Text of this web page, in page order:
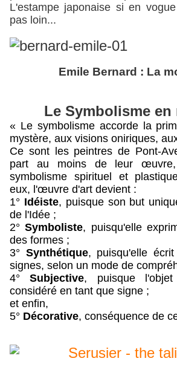
L'estampe japonaise si en vogue
pas loin...
Emile Bernard : La
Le Symbolisme en
« Le symbolisme accorde la
mystère, aux visions oniriques,
Ce sont les peintres de Pont-
part au moins de leur œuvre,
symbolisme spirituel et
eux, l'œuvre d'art devient :
1° Idéiste, puisque son but
de l'Idée ;
2°Symboliste, puisqu'elle
des formes ;
3° Synthétique, puisqu'elle
signes, selon un mode de
4°Subjective, puisque
considéré en tant que signe ;
et enfin,
5° Décorative, conséquence de